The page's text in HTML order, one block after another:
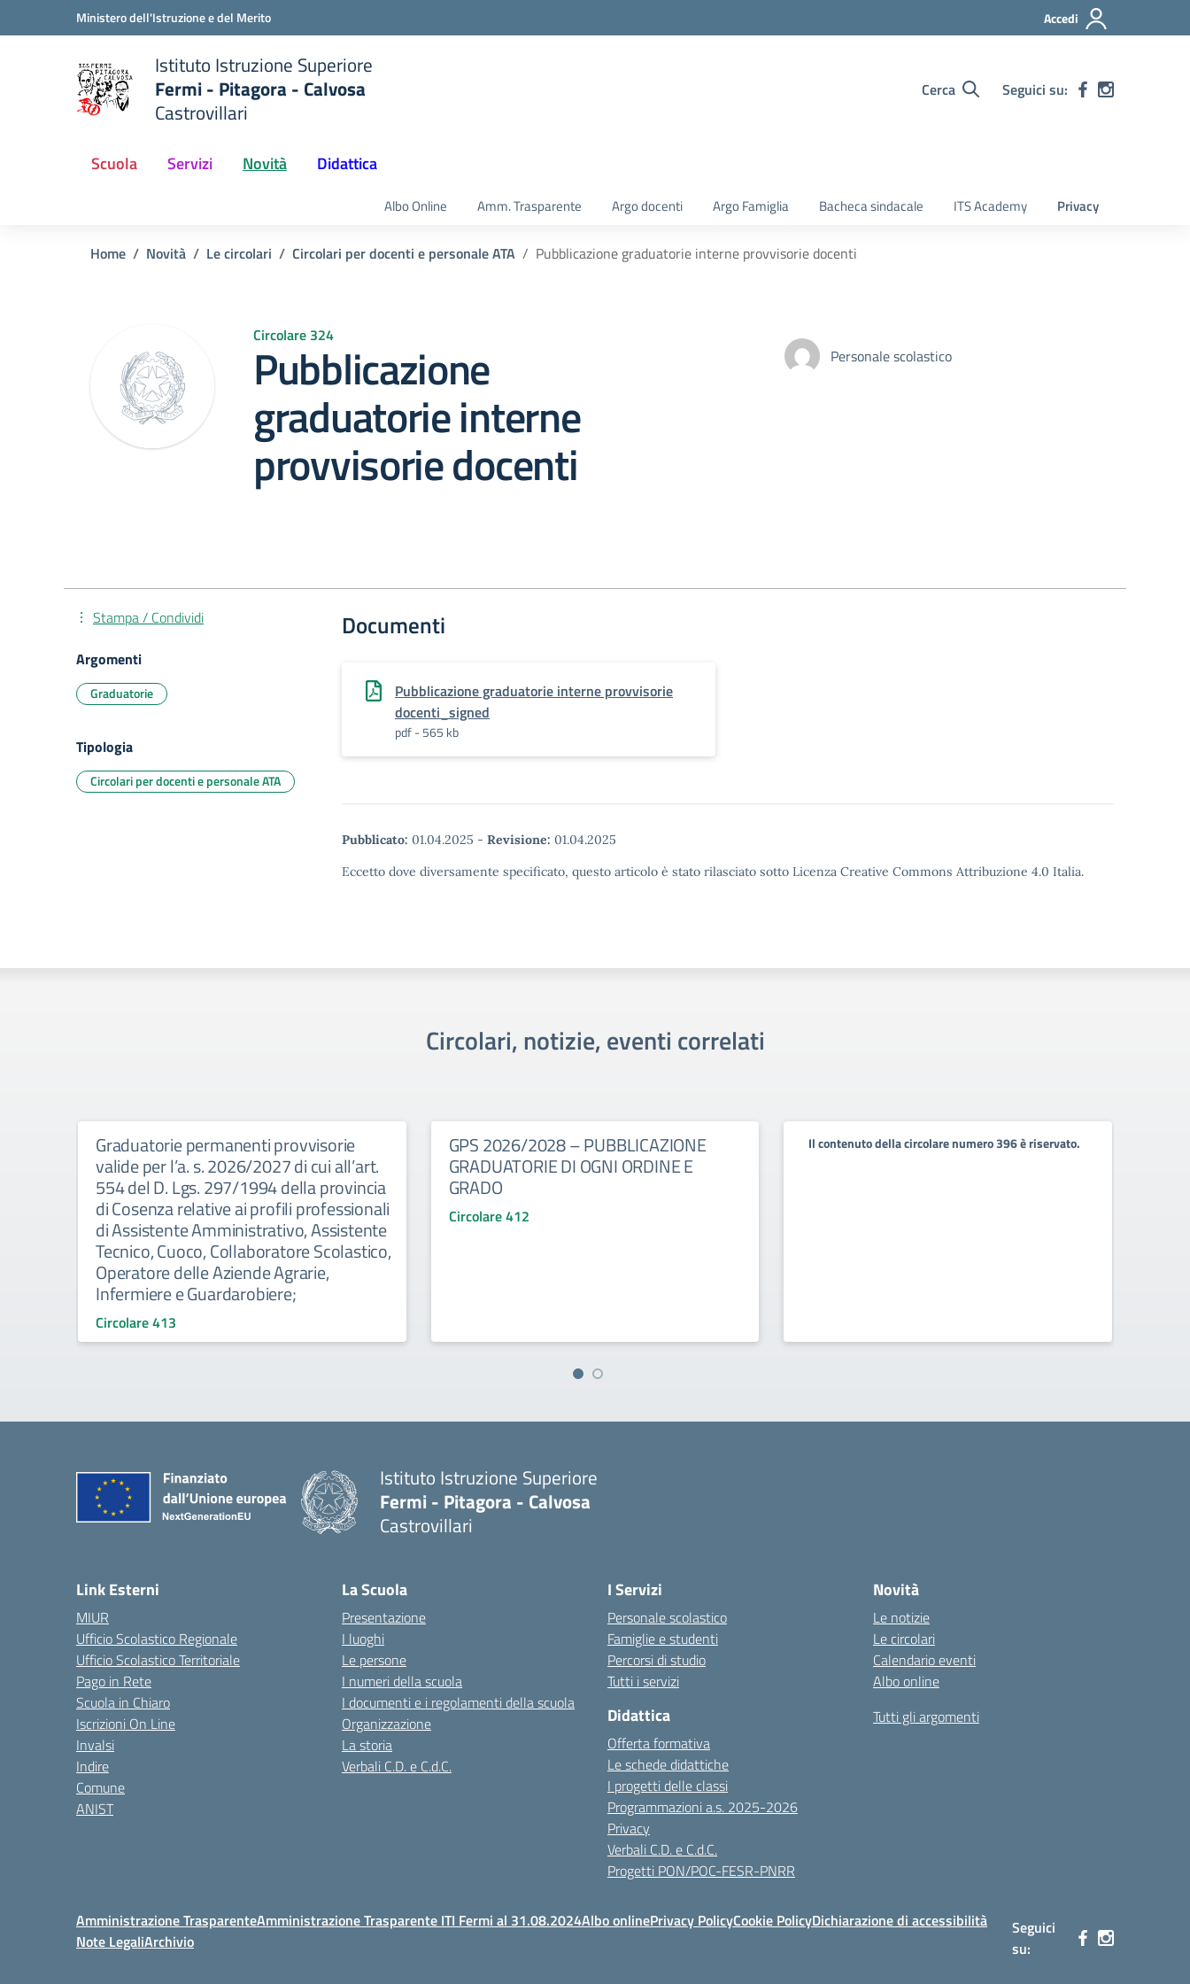
Vai ai contenuti
Vai al menu di navigazioneMinistero dell'Istruzione e del Merito Accedi
Istituto Istruzione Superiore
Fermi - Pitagora - Calvosa
Castrovillari
Cerca Seguici su:
Scuola Servizi Novità Didattica
Albo Online Amm. Trasparente Argo docenti Argo Famiglia Bacheca sindacale ITS Academy Privacy
Home Novità Le circolari Circolari per docenti e personale ATA Pubblicazione graduatorie interne provvisorie docenti
Circolare 324
Pubblicazione
graduatorie interne
provvisorie docenti
Personale scolastico
Documenti
Pubblicazione graduatorie interne provvisorie
docenti_signed
pdf - 565 kb
Pubblicato: 01.04.2025 - Revisione: 01.04.2025
Eccetto dove diversamente specificato, questo articolo è stato rilasciato sotto Licenza Creative Commons Attribuzione 4.0 Italia.
Stampa / Condividi
Argomenti
Graduatorie
Tipologia
Circolari per docenti e personale ATA
Circolari, notizie, eventi correlati
Graduatorie permanenti provvisorie
valide per l’a. s. 2026/2027 di cui all’art.
554 del D. Lgs. 297/1994 della provincia
di Cosenza relative ai profili professionali
di Assistente Amministrativo, Assistente
Tecnico, Cuoco, Collaboratore Scolastico,
Operatore delle Aziende Agrarie,
Infermiere e Guardarobiere;
Circolare 413
GPS 2026/2028 – PUBBLICAZIONE
GRADUATORIE DI OGNI ORDINE E
GRADO
Circolare 412
Il contenuto della circolare numero 396 è riservato.
Istituto Istruzione Superiore
Fermi - Pitagora - Calvosa
Castrovillari
Link Esterni
MIUR
Ufficio Scolastico Regionale
Ufficio Scolastico Territoriale
Pago in Rete
Scuola in Chiaro
Iscrizioni On Line
Invalsi
Indire
Comune
ANIST
La Scuola
Presentazione
I luoghi
Le persone
I numeri della scuola
I documenti e i regolamenti della scuola
Organizzazione
La storia
Verbali C.D. e C.d.C.
I Servizi
Personale scolastico
Famiglie e studenti
Percorsi di studio
Tutti i servizi
Didattica
Offerta formativa
Le schede didattiche
I progetti delle classi
Programmazioni a.s. 2025-2026
Privacy
Verbali C.D. e C.d.C.
Progetti PON/POC-FESR-PNRR
Novità
Le notizie
Le circolari
Calendario eventi
Albo online
Tutti gli argomenti
Amministrazione TrasparenteAmministrazione Trasparente ITI Fermi al 31.08.2024Albo onlinePrivacy PolicyCookie PolicyDichiarazione di accessibilità
Note LegaliArchivio
Seguici
su: